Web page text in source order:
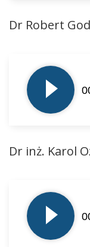
Dr Robert
plików
dźwiękowych
Dr inż. Karol
plików
dźwiękowych